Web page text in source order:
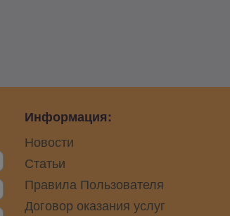
Информация:
Новости
Статьи
Правила Пользователя
Договор оказания услуг